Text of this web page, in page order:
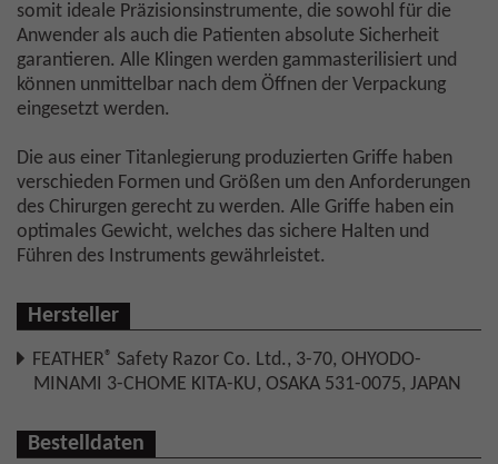
somit ideale Präzisionsinstrumente, die sowohl für die
Anwender als auch die Patienten absolute Sicherheit
garantieren. Alle Klingen werden gammasterilisiert und
können unmittelbar nach dem Öffnen der Verpackung
eingesetzt werden.
Die aus einer Titanlegierung produzierten Griffe haben
verschieden Formen und Größen um den Anforderungen
des Chirurgen gerecht zu werden. Alle Griffe haben ein
optimales Gewicht, welches das sichere Halten und
Führen des Instruments gewährleistet.
Hersteller
FEATHER® Safety Razor Co. Ltd., 3-70, OHYODO-
MINAMI 3-CHOME KITA-KU, OSAKA 531-0075, JAPAN
Bestelldaten